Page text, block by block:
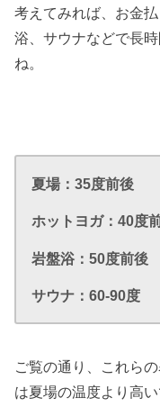
考えてみれば、お金
浴、サウナなどで長
ね。
夏場：35度前後
ホットヨガ：40度
岩盤浴：50度前後
サウナ：60-90度
ご覧の通り、これら
は夏場の温度より高い